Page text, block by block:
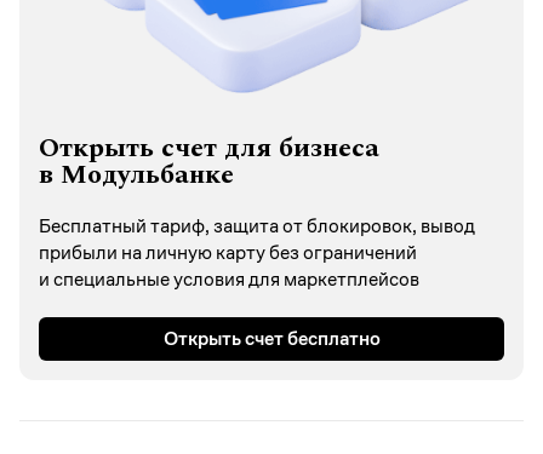
Открыть счет для бизнеса
в Модульбанке
Бесплатный тариф, защита от блокировок, вывод
прибыли на личную карту без ограничений
и специальные условия для маркетплейсов
Открыть счет бесплатно